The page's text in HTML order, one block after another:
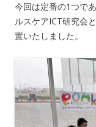
今回は定番の1つで
ルスケアICT研究会
置いたしました。